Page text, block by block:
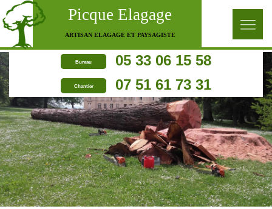
Picque Elagage
ARTISAN ELAGAGE ET PAYSAGISTE
Bureau 05 33 06 15 58
Chantier 07 51 61 73 31